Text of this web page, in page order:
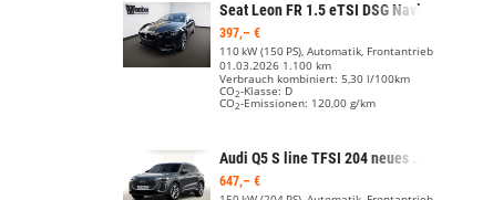
Seat Leon FR 1.5 eTSI DSG Navi LED Rückfahrkamera Kessy Beats
397,– €
110 kW (150 PS), Automatik, Frontantrieb
01.03.2026 1.100 km
Verbrauch kombiniert: 5,30 l/100km
CO2-Klasse: D
CO2-Emissionen: 120,00 g/km
Audi Q5 S line TFSI 204 neues Modell Tech Pano PrivG
647,– €